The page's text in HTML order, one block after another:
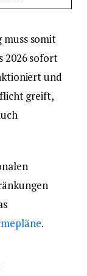
muss somit
2026 sofort
und
greift,
.